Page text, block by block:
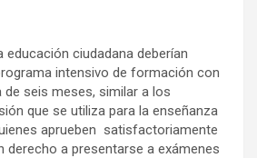
educación ciudadana deberían
intensivo de formación con
de seis meses, similar a los
que se utiliza para la enseñanza
aprueben satisfactoriamente
derecho a presentarse a exámenes